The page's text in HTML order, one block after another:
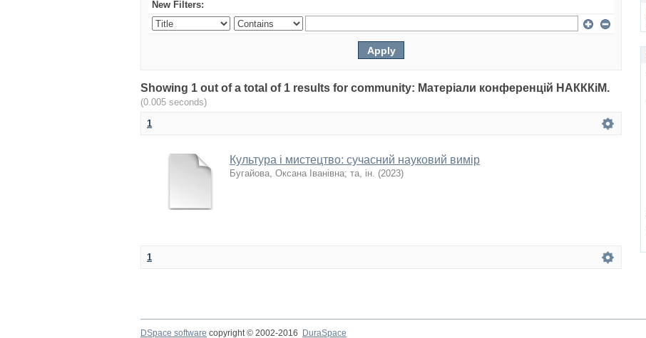
New Filters:
Showing 1 out of a total of 1 results for community: Матеріали конференцій НАКККіМ.
(0.005 seconds)
1
Культура і мистецтво: сучасний науковий вимір
Бугайова, Оксана Іванівна; та, ін. (2023)
1
DSpace software copyright © 2002-2016 DuraSpace